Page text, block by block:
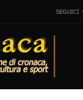
SEGUICI